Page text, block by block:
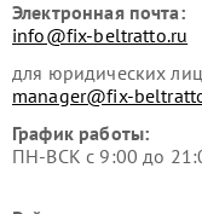
Электронная почта:
info@fix-beltratto.ru
для юридических лиц
manager@fix-
График работы:
ПН-ВСК с 9:00 до